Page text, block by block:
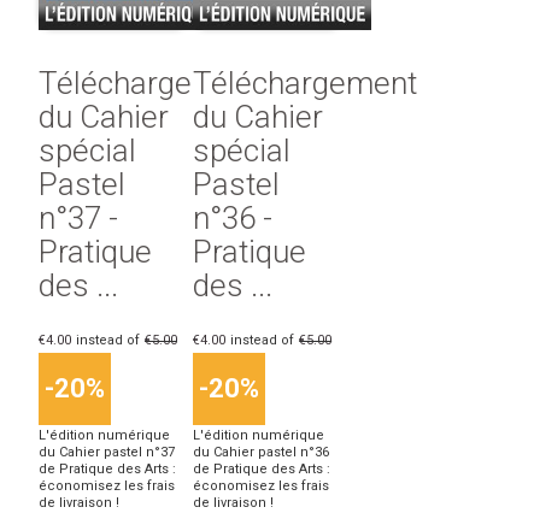
Téléchargement
du Cahier
spécial
Pastel
n°37 -
Pratique
des ...
€4.00 instead of €5.00
-20%
L'édition numérique
du Cahier pastel n°37
de Pratique des Arts :
économisez les frais
de livraison !
Téléchargement
du Cahier
spécial
Pastel
n°36 -
Pratique
des ...
€4.00 instead of €5.00
-20%
L'édition numérique
du Cahier pastel n°36
de Pratique des Arts :
économisez les frais
de livraison !